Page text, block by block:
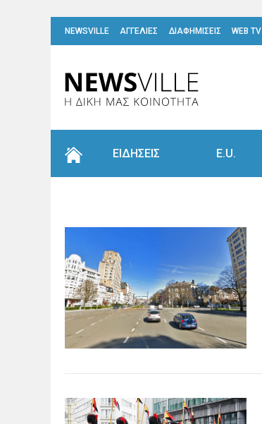
NEWSVILLE ΑΓΓΕΛΙΕΣ ΔΙΑΦΗΜΙΣΕΙΣ WEB TV
ΕΙΔΗΣΕΙΣ E.U.